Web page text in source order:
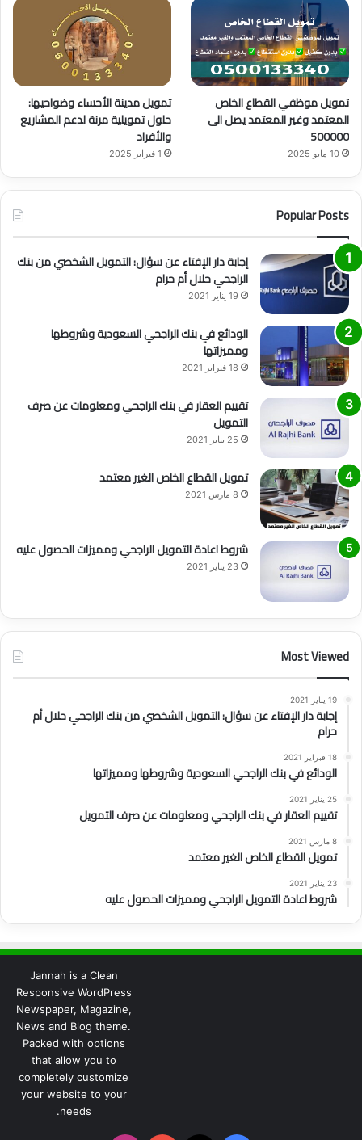
تمويل موظفي القطاع الخاص
المعتمد وغير المعتمد يصل الى
500000
10 مايو 2025
تمويل مدينة الأحساء وضواحيها:
حلول تمويلية مرنة لدعم المشاريع
والأفراد
1 فبراير 2025
Popular Posts
إجابة دار الإفتاء عن سؤال: التمويل الشخصي من بنك
الراجحي حلال أم حرام
19 يناير 2021
الودائع في بنك الراجحي السعودية وشروطها
ومميزاتها
18 فبراير 2021
تقييم العقار في بنك الراجحي ومعلومات عن صرف
التمويل
25 يناير 2021
تمويل القطاع الخاص الغير معتمد
8 مارس 2021
شروط اعادة التمويل الراجحي ومميزات الحصول عليه
23 يناير 2021
Most Viewed
19 يناير 2021
إجابة دار الإفتاء عن سؤال: التمويل الشخصي من بنك الراجحي حلال أم
حرام
18 فبراير 2021
الودائع في بنك الراجحي السعودية وشروطها ومميزاتها
25 يناير 2021
تقييم العقار في بنك الراجحي ومعلومات عن صرف التمويل
8 مارس 2021
تمويل القطاع الخاص الغير معتمد
23 يناير 2021
شروط اعادة التمويل الراجحي ومميزات الحصول عليه
Jannah is a Clean
Responsive WordPress
Newspaper, Magazine,
News and Blog theme.
Packed with options
that allow you to
completely customize
your website to your
needs.